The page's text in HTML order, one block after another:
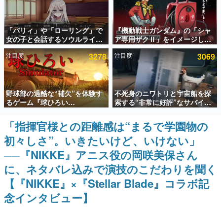
電ファミのいま読まれている記事ランキング
アプリセール情報
インタビュー
連載・特集一覧
殿堂入り記事
SNS拡散数が数千以上！ ページビュー数万以上！ などな
ど。多くの人々に読まれた、電ファミ渾身の“殿堂入り”記
事をまとめました。
ゲームの企画書
名作ゲームクリエイターの方々に製作時のエピソードをお
聞きし、ヒットする企画（ゲーム）とは何か？を探ってい
きます。
赫本
この物語を解いてはいけない。『赫本』は、〈試験問題〉
の形をした短編ホラー小説集です。
新世代に訊く
「パリィ」や「ローリング」で
女の子と会話するソウルライク
恋愛ゲーム『小早川さんはソウ
ルライク』無料公開。返事に失
敗すると「YOU DIED」
『機動戦士ガンダム』の「シャ
ア専用ザクⅡ」をイメージした
散水ホースリールが予約開始。
本体にはシャアのパーソナルマ
ークやジオン公国軍のエンブレ
ム、型式番号などを配置
注目度 3278
野球部の過酷な“補欠”を体験す
るゲーム『球ひろい
Simulator』が「1件」のウィッ
シュリストをもとにチェコ語に
対応しSNSで話題に。『キング
ダム・カム』開発元やチェコの
プロ野球選手から称賛の声
注目度 3069
不死身のニワトリと宇宙船を探
索する“非常に好評”なサバイバ
ルゲーム『Breathedge』が無
料で配布中。入手できる期間は8
月10日まで
「指揮官様との距離感は“まるで学園物の
初々しさ”。いきたいけど、いけない」
──『NIKKE』アニス役の岡咲美保さん
に、ネタバレ込みで演技のこだわりを聞く
【『NIKKE』×『Stellar Blade』コラボ記
念インタビュー】